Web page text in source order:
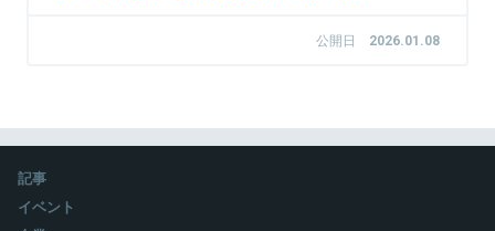
THINGMEDIA株式会社のCSOとして経営企画・戦略立案を担
ブプロデュースまで一貫して手がける体制を構築している。
関連情報をみる
公開日 2026.01.08
記事
イベント